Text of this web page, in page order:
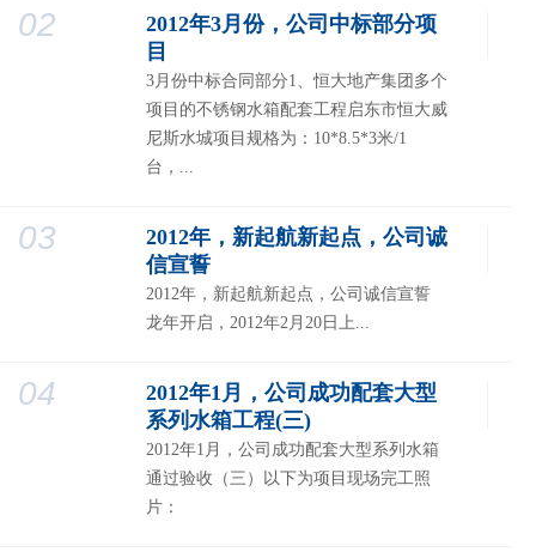
02
2012年3月份，公司中标部分项
目
3月份中标合同部分1、恒大地产集团多个
项目的不锈钢水箱配套工程启东市恒大威
尼斯水城项目规格为：10*8.5*3米/1
台，...
03
2012年，新起航新起点，公司诚
信宣誓
2012年，新起航新起点，公司诚信宣誓
龙年开启，2012年2月20日上...
04
2012年1月，公司成功配套大型
系列水箱工程(三)
2012年1月，公司成功配套大型系列水箱
通过验收（三）以下为项目现场完工照
片：